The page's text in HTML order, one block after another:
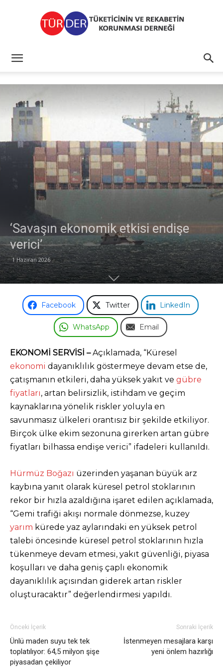
‘Savaşın ekonomik etkisi endişe
verici’
1 Haziran 2026
Facebook Twitter LinkedIn
WhatsApp Email
EKONOMİ SERVİSİ –Açıklamada, “Küresel
ekonomi dayanıklılık göstermeye devam etse de,
çatışmanın etkileri, daha yüksek yakıt ve gübre
fiyatları, artan belirsizlik, istihdam ve geçim
kaynaklarına yönelik riskler yoluyla en
savunmasız ülkeleri orantısız bir şekilde etkiliyor.
Birçok ülke ekim sezonuna girerken artan gübre
fiyatları bilhassa endişe verici” ifadeleri kullanıldı.
Hürmüz Boğazı üzerinden yaşanan büyük arz
kaybına yanıt olarak küresel petrol stoklarının
rekor bir hızla azaldığına işaret edilen açıklamada,
“Gemi trafiği akışı normale dönmezse, kuzey
yarım kürede yaz aylarındaki en yüksek petrol
talebi öncesinde küresel petrol stoklarının hızla
tükenmeye devam etmesi, yakıt güvenliği, piyasa
koşulları ve daha geniş çaplı ekonomik
dayanıklılık açısından giderek artan riskler
oluşturacaktır” değerlendirmesi yapıldı.
Önceki İçerik
Ünlü maden suyu tek tek
toplatılıyor: 64,5 milyon şişe
piyasadan çekiliyor
Sonraki İçerik
İstenmeyen mesajlara karşı
yeni önlem hazırlığı